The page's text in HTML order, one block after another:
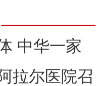
中华一家
克孜族刺
拉尔医院召